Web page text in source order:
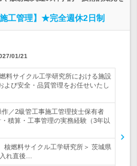
工管理】★完全週休2日制
01/21
料サイクル工学研究所における施設
よび安全・品質管理をお任せいたし
／2級管工事施工管理技士保有者
積算・工事管理の実務経験（3年以
燃料サイクル工学研究所＞ 茨城県
れ直後…